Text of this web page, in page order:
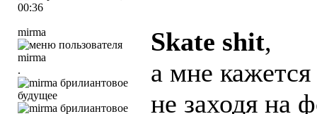
00:36
mirma
.
Skate shit,
а мне
не заходя на